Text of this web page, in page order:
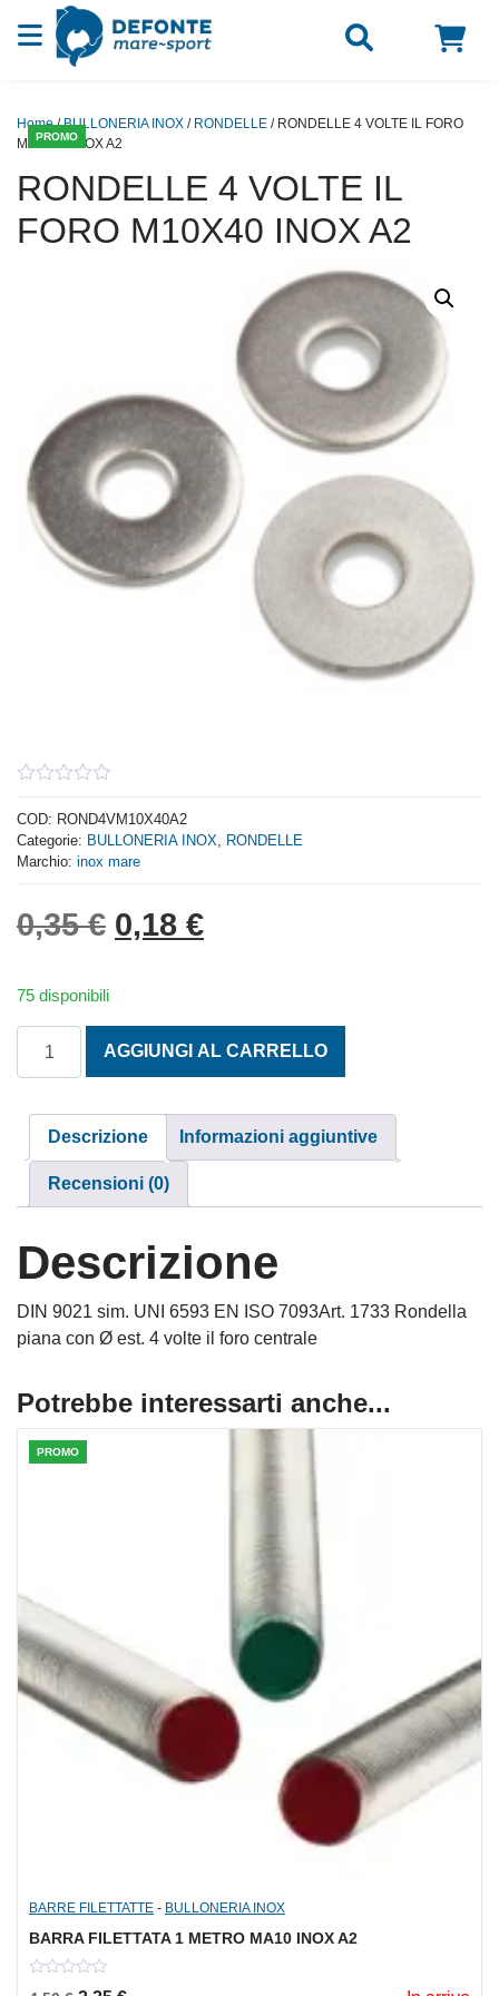
Vai al contenuto
PROMO
Home/BULLONERIA INOX / RONDELLE / RONDELLE 4 VOLTE IL FORO
M10X40 INOX A2
RONDELLE 4 VOLTE IL
FORO M10X40 INOX A2
out
of
5
COD: ROND4VM10X40A2
Categorie: BULLONERIA INOX, RONDELLE
Marchio: inox mare
0,35€ Il prezzo originale era:
0,18 €Il prezzo attuale è:
75 disponibili
AGGIUNGI AL CARRELLO
Descrizione Informazioni aggiuntive
Recensioni (0)
Descrizione
DIN 9021 sim. UNI 6593 EN ISO 7093Art. 1733 Rondella
piana con Ø est. 4 volte il foro centrale
Potrebbe interessarti anche...
PROMO
BARRE FILETTATTE - BULLONERIA INOX
BARRA FILETTATA 1 METRO MA10 INOX A2